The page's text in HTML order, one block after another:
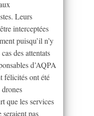
Leurs
interceptées
puisqu’il n’y
des attentats
d’AQPA
félicités ont été
drones
que les services
seraient pas